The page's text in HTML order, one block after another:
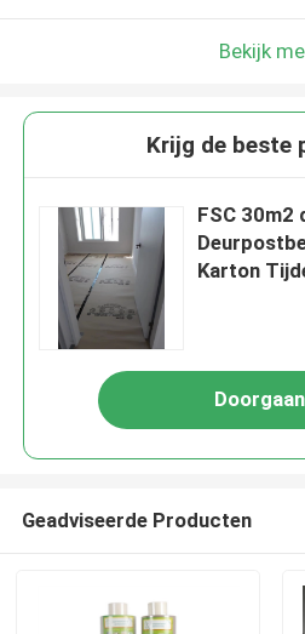
Bekijk
Krijg de beste
FSC 30m2
Karton
Doorgaan
Geadviseerde Producten